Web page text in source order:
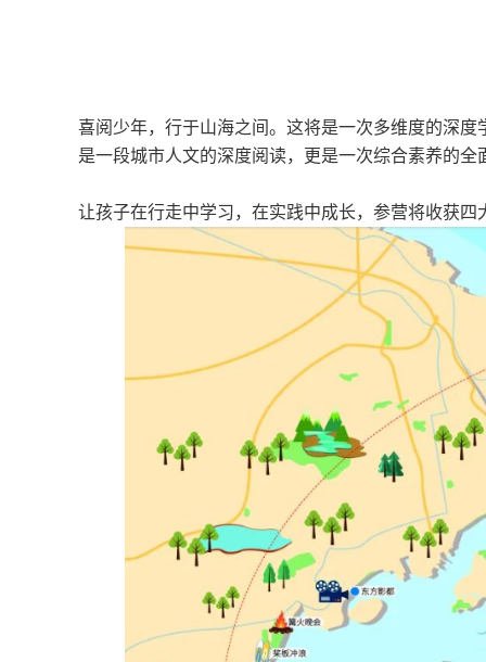
喜阅少年，行于山海之间。这将是一次多维度的深
是一段城市人文的深度阅读，更是一次综合素养的全
让孩子在行走中学习，在实践中成长，参营将收获四